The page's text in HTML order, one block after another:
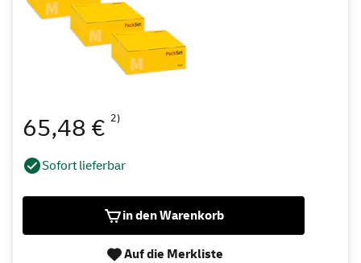
65,48 € 2)
Sofort lieferbar
in den Warenkorb
Auf die Merkliste